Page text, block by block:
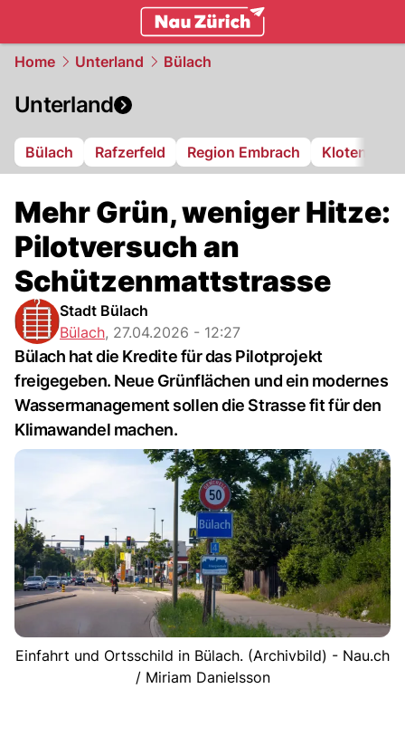
Home Unterland Bülach
Unterland
Bülach Rafzerfeld Region Embrach Kloten
Mehr Grün, weniger Hitze:
Pilotversuch an
Schützenmattstrasse
Stadt Bülach
Bülach, 27.04.2026 - 12:27
Bülach hat die Kredite für das Pilotprojekt
freigegeben. Neue Grünflächen und ein modernes
Wassermanagement sollen die Strasse fit für den
Klimawandel machen.
Einfahrt und Ortsschild in Bülach. (Archivbild) - Nau.ch
/ Miriam Danielsson